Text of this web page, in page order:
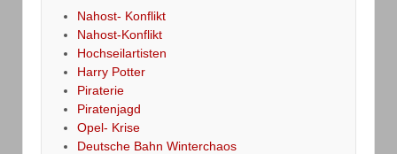
Nahost- Konflikt
Nahost-Konflikt
Hochseilartisten
Harry Potter
Piraterie
Piratenjagd
Opel- Krise
Deutsche Bahn Winterchaos